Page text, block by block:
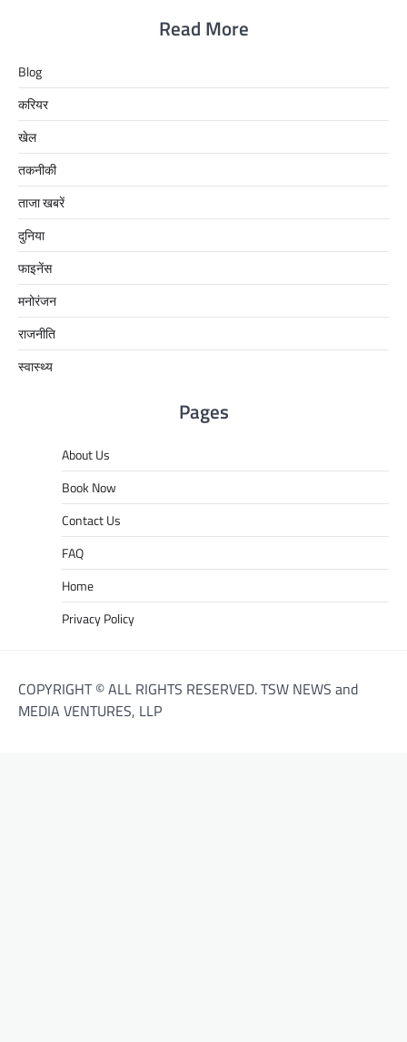
Read More
Blog
करियर
खेल
तकनीकी
ताजा खबरें
दुनिया
फाइनेंस
मनोरंजन
राजनीति
स्वास्थ्य
Pages
About Us
Book Now
Contact Us
FAQ
Home
Privacy Policy
COPYRIGHT © ALL RIGHTS RESERVED. TSW NEWS and
MEDIA VENTURES, LLP